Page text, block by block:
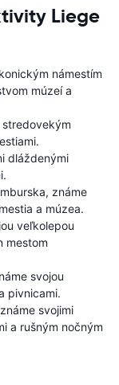
Liege
námestím
múzeí a
stredovekým
dláždenými
známe
a múzea.
veľkolepou
mestom
svojou
pivnicami.
svojimi
a rušným nočným